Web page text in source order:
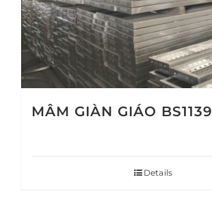
MÂM GIÀN GIÁO BS1139
Details